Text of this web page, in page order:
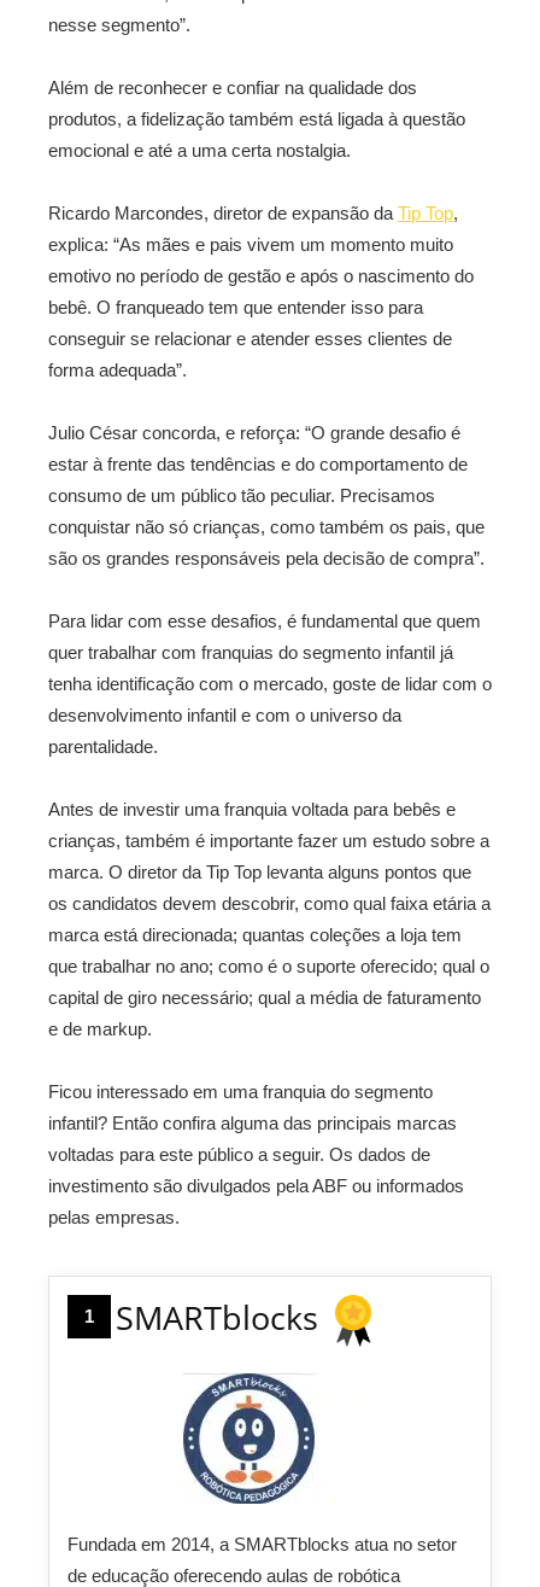
nesse segmento”.
Além de reconhecer e confiar na qualidade dos
produtos, a fidelização também está ligada à questão
emocional e até a uma certa nostalgia.
Ricardo Marcondes, diretor de expansão da Tip Top,
explica: “As mães e pais vivem um momento muito
emotivo no período de gestão e após o nascimento do
bebê. O franqueado tem que entender isso para
conseguir se relacionar e atender esses clientes de
forma adequada”.
Julio César concorda, e reforça: “O grande desafio é
estar à frente das tendências e do comportamento de
consumo de um público tão peculiar. Precisamos
conquistar não só crianças, como também os pais, que
são os grandes responsáveis pela decisão de compra”.
Para lidar com esse desafios, é fundamental que quem
quer trabalhar com franquias do segmento infantil já
tenha identificação com o mercado, goste de lidar com o
desenvolvimento infantil e com o universo da
parentalidade.
Antes de investir uma franquia voltada para bebês e
crianças, também é importante fazer um estudo sobre a
marca. O diretor da Tip Top levanta alguns pontos que
os candidatos devem descobrir, como qual faixa etária a
marca está direcionada; quantas coleções a loja tem
que trabalhar no ano; como é o suporte oferecido; qual o
capital de giro necessário; qual a média de faturamento
e de markup.
Ficou interessado em uma franquia do segmento
infantil? Então confira alguma das principais marcas
voltadas para este público a seguir. Os dados de
investimento são divulgados pela ABF ou informados
pelas empresas.
1 SMARTblocks
Fundada em 2014, a SMARTblocks atua no setor
de educação oferecendo aulas de robótica